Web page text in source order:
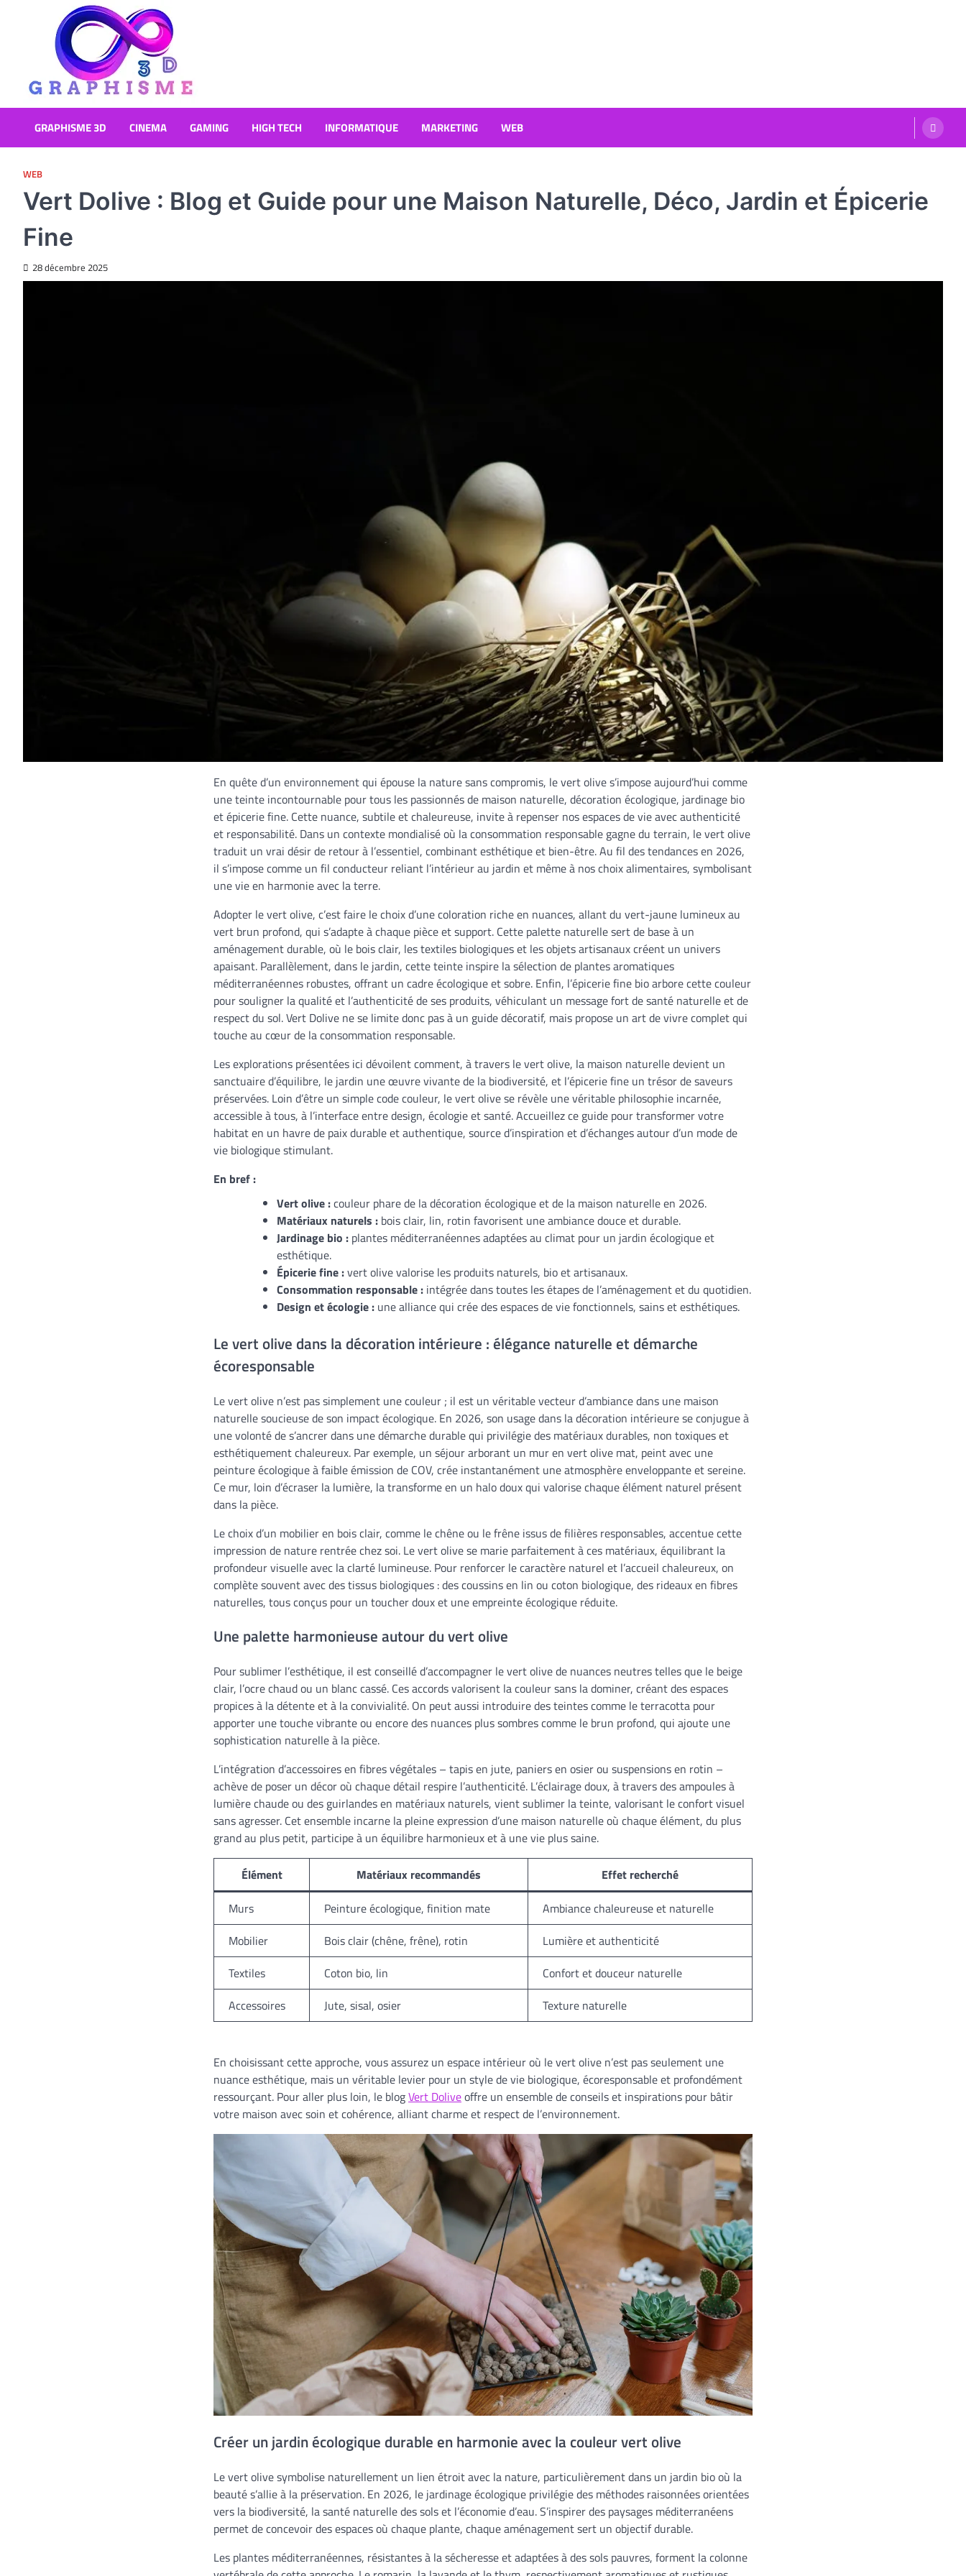
Graphisme 3D
GRAPHISME 3D CINEMA GAMING HIGH TECH INFORMATIQUE MARKETING WEB
WEB
Vert Dolive : Blog et Guide pour une Maison Naturelle, Déco, Jardin et Épicerie
Fine
28 décembre 2025
En quête d’un environnement qui épouse la nature sans compromis, le vert olive s’impose aujourd’hui comme
une teinte incontournable pour tous les passionnés de maison naturelle, décoration écologique, jardinage bio
et épicerie fine. Cette nuance, subtile et chaleureuse, invite à repenser nos espaces de vie avec authenticité
et responsabilité. Dans un contexte mondialisé où la consommation responsable gagne du terrain, le vert olive
traduit un vrai désir de retour à l’essentiel, combinant esthétique et bien-être. Au fil des tendances en 2026,
il s’impose comme un fil conducteur reliant l’intérieur au jardin et même à nos choix alimentaires, symbolisant
une vie en harmonie avec la terre.
Adopter le vert olive, c’est faire le choix d’une coloration riche en nuances, allant du vert-jaune lumineux au
vert brun profond, qui s’adapte à chaque pièce et support. Cette palette naturelle sert de base à un
aménagement durable, où le bois clair, les textiles biologiques et les objets artisanaux créent un univers
apaisant. Parallèlement, dans le jardin, cette teinte inspire la sélection de plantes aromatiques
méditerranéennes robustes, offrant un cadre écologique et sobre. Enfin, l’épicerie fine bio arbore cette couleur
pour souligner la qualité et l’authenticité de ses produits, véhiculant un message fort de santé naturelle et de
respect du sol. Vert Dolive ne se limite donc pas à un guide décoratif, mais propose un art de vivre complet qui
touche au cœur de la consommation responsable.
Les explorations présentées ici dévoilent comment, à travers le vert olive, la maison naturelle devient un
sanctuaire d’équilibre, le jardin une œuvre vivante de la biodiversité, et l’épicerie fine un trésor de saveurs
préservées. Loin d’être un simple code couleur, le vert olive se révèle une véritable philosophie incarnée,
accessible à tous, à l’interface entre design, écologie et santé. Accueillez ce guide pour transformer votre
habitat en un havre de paix durable et authentique, source d’inspiration et d’échanges autour d’un mode de
vie biologique stimulant.
En bref :
Vert olive :couleur phare de la décoration écologique et de la maison naturelle en 2026.
Matériaux naturels : bois clair, lin, rotin favorisent une ambiance douce et durable.
Jardinage bio : plantes méditerranéennes adaptées au climat pour un jardin écologique et
esthétique.
Épicerie fine :vert olive valorise les produits naturels, bio et artisanaux.
Consommation responsable : intégrée dans toutes les étapes de l’aménagement et du quotidien.
Design et écologie : une alliance qui crée des espaces de vie fonctionnels, sains et esthétiques.
Le vert olive dans la décoration intérieure : élégance naturelle et démarche
écoresponsable
Le vert olive n’est pas simplement une couleur ; il est un véritable vecteur d’ambiance dans une maison
naturelle soucieuse de son impact écologique. En 2026, son usage dans la décoration intérieure se conjugue à
une volonté de s’ancrer dans une démarche durable qui privilégie des matériaux durables, non toxiques et
esthétiquement chaleureux. Par exemple, un séjour arborant un mur en vert olive mat, peint avec une
peinture écologique à faible émission de COV, crée instantanément une atmosphère enveloppante et sereine.
Ce mur, loin d’écraser la lumière, la transforme en un halo doux qui valorise chaque élément naturel présent
dans la pièce.
Le choix d’un mobilier en bois clair, comme le chêne ou le frêne issus de filières responsables, accentue cette
impression de nature rentrée chez soi. Le vert olive se marie parfaitement à ces matériaux, équilibrant la
profondeur visuelle avec la clarté lumineuse. Pour renforcer le caractère naturel et l’accueil chaleureux, on
complète souvent avec des tissus biologiques : des coussins en lin ou coton biologique, des rideaux en fibres
naturelles, tous conçus pour un toucher doux et une empreinte écologique réduite.
Une palette harmonieuse autour du vert olive
Pour sublimer l’esthétique, il est conseillé d’accompagner le vert olive de nuances neutres telles que le beige
clair, l’ocre chaud ou un blanc cassé. Ces accords valorisent la couleur sans la dominer, créant des espaces
propices à la détente et à la convivialité. On peut aussi introduire des teintes comme le terracotta pour
apporter une touche vibrante ou encore des nuances plus sombres comme le brun profond, qui ajoute une
sophistication naturelle à la pièce.
L’intégration d’accessoires en fibres végétales – tapis en jute, paniers en osier ou suspensions en rotin –
achève de poser un décor où chaque détail respire l’authenticité. L’éclairage doux, à travers des ampoules à
lumière chaude ou des guirlandes en matériaux naturels, vient sublimer la teinte, valorisant le confort visuel
sans agresser. Cet ensemble incarne la pleine expression d’une maison naturelle où chaque élément, du plus
grand au plus petit, participe à un équilibre harmonieux et à une vie plus saine.
Élément Matériaux recommandés
Effet recherché
Murs
Peinture écologique, finition mate
Ambiance chaleureuse et naturelle
Mobilier
Bois clair (chêne, frêne), rotin
Lumière et authenticité
Textiles
Coton bio, lin
Confort et douceur naturelle
Accessoires
Jute, sisal, osier Texture naturelle
En choisissant cette approche, vous assurez un espace intérieur où le vert olive n’est pas seulement une
nuance esthétique, mais un véritable levier pour un style de vie biologique, écoresponsable et profondément
ressourçant. Pour aller plus loin, le blogVert Doliveoffre un ensemble de conseils et inspirations pour bâtir
votre maison avec soin et cohérence, alliant charme et respect de l’environnement.
Créer un jardin écologique durable en harmonie avec la couleur vert olive
Le vert olive symbolise naturellement un lien étroit avec la nature, particulièrement dans un jardin bio où la
beauté s’allie à la préservation. En 2026, le jardinage écologique privilégie des méthodes raisonnées orientées
vers la biodiversité, la santé naturelle des sols et l’économie d’eau. S’inspirer des paysages méditerranéens
permet de concevoir des espaces où chaque plante, chaque aménagement sert un objectif durable.
Les plantes méditerranéennes, résistantes à la sécheresse et adaptées à des sols pauvres, forment la colonne